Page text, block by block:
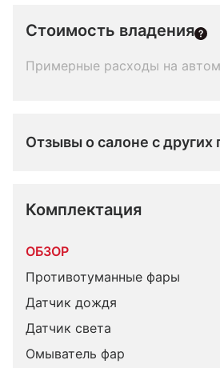
Стоимость владения
Примерные расходы на
Отзывы о салоне с
Комплектация
ОБЗОР
Противотуманные фары
Датчик дождя
Датчик света
Омыватель фар